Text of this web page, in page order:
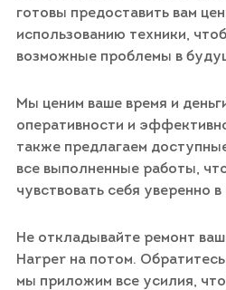
готовы предоставить вам
использованию техники,
возможные проблемы в
Мы ценим ваше время и
оперативности и
также предлагаем
все выполненные работы,
чувствовать себя уверенно
Не откладывайте ремонт
Harper на потом.
мы приложим все усилия,